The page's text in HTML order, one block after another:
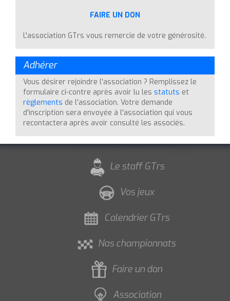
FAIRE UN DON
L'association GTrs vous remercie de votre générosité.
Adhérer
Vous désirer rejoindre l'association ? Remplissez le
formulaire ci-contre après avoir lu les statuts et
règlements de l'association. Votre demande
d'inscription sera envoyée à l'association qui vous
recontactera après avoir consulté les associés.
Le staff GTrs
Vos jeux
Calendrier GTrs
Nos championnats
Faire un don
Association